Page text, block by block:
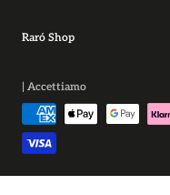
Raró Shop
| Accettiamo